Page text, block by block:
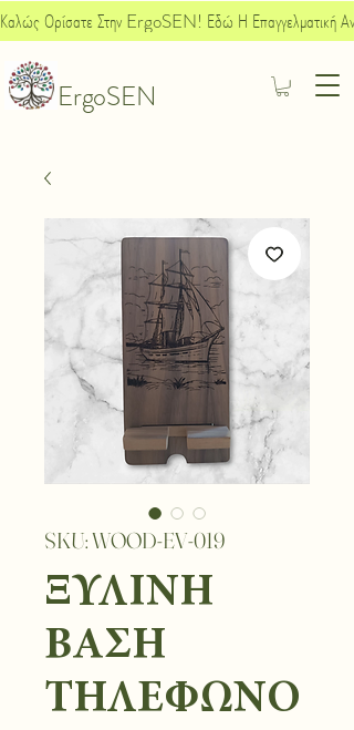
ErgoSEN
Καλώς Ορίσατε Στην ErgoSEN! Εδώ Η Επαγγελματική
SKU: WOOD-EV-019
ΞΥΛΙΝΗ
ΒΑΣΗ
ΤΗΛΕΦΩΝΟ